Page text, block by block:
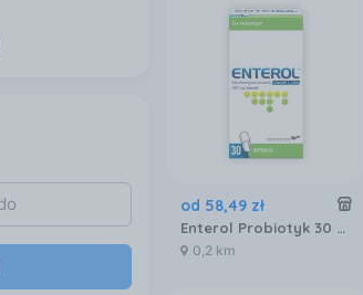
od 58,49 zł
Enterol Probiotyk 30 kapsułek 250 mg
0,2 km